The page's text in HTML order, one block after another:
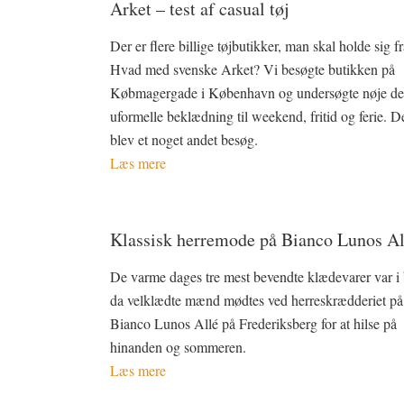
Arket – test af casual tøj
Der er flere billige tøjbutikker, man skal holde sig
Hvad med svenske Arket? Vi besøgte butikken på
Købmagergade i København og undersøgte nøje
uformelle beklædning til weekend, fritid og ferie.
blev et noget andet besøg.
Læs mere
Klassisk herremode på Bianco Lunos
De varme dages tre mest bevendte klædevarer var i
da velklædte mænd mødtes ved herreskrædderiet på
Bianco Lunos Allé på Frederiksberg for at hilse på
hinanden og sommeren.
Læs mere